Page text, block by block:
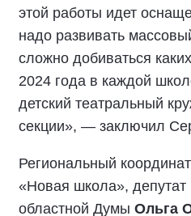
этой работы идет
надо развивать
сложно добиваться
2024 года в каждой
детский театральный
секции», — заключил
Региональный
«Новая школа», депутат
областной Думы Ольга